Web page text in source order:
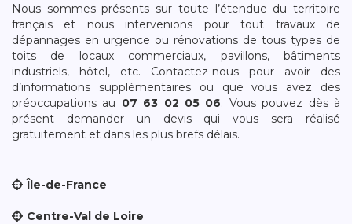
Nous sommes présents sur toute l’étendue du territoire
français et nous intervenions pour tout travaux de
dépannages en urgence ou rénovations de tous types de
toits de locaux commerciaux, pavillons, bâtiments
industriels, hôtel, etc. Contactez-nous pour avoir des
d’informations supplémentaires ou que vous avez des
préoccupations au 07 63 02 05 06. Vous pouvez dès à
présent demander un devis qui vous sera réalisé
gratuitement et dans les plus brefs délais.
Île-de-France
Centre-Val de Loire